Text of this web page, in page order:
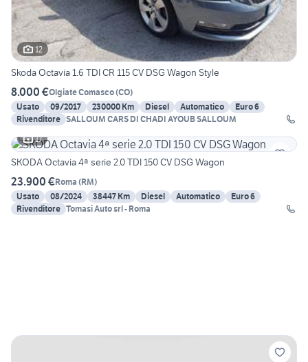
12
Skoda Octavia 1.6 TDI CR 115 CV DSG Wagon Style
8.000 €Olgiate Comasco(CO)
Usato
09/2017 230000 Km Diesel Automatico
Euro 6
Rivenditore SALLOUM CARS DI CHADI AYOUB SALLOUM
17
SKODA Octavia 4ª serie 2.0 TDI 150 CV DSG Wagon
23.900 €Roma (RM)
Usato
08/2024 38447 Km Diesel Automatico
Euro 6
Rivenditore Tomasi Auto srl - Roma